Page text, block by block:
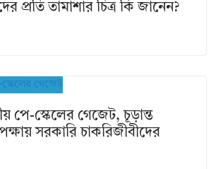
প্রতি তামাশার চিত্র কি জানেন?
পে-স্কেলের গেজেট, চূড়ান্ত
সরকারি চাকরিজীবীদের